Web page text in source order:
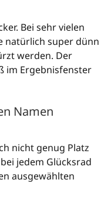
Bei sehr vielen
natürlich super dünn
werden. Der
im Ergebnisfenster
Namen
nicht genug Platz
jedem Glücksrad
ausgewählten